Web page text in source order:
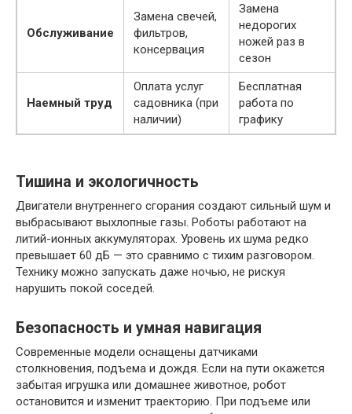
Обслуживание
Замена свечей,
фильтров,
консервация
Замена
недорогих
ножей раз в
сезон
Наемный труд
Оплата услуг
садовника (при
наличии)
Бесплатная
работа по
графику
Тишина и экологичность
Двигатели внутреннего сгорания создают сильный шум и
выбрасывают выхлопные газы. Роботы работают на
литий-ионных аккумуляторах. Уровень их шума редко
превышает 60 дБ — это сравнимо с тихим разговором.
Технику можно запускать даже ночью, не рискуя
нарушить покой соседей.
Безопасность и умная навигация
Современные модели оснащены датчиками
столкновения, подъема и дождя. Если на пути окажется
забытая игрушка или домашнее животное, робот
остановится и изменит траекторию. При подъеме или